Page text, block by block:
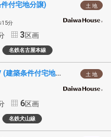
土 地
付宅地分譲)
15分
3 区画
名鉄名古屋本線
土 地
セキュレア北名古屋九之坪V (建築条件付宅地分譲)
6区画
名鉄犬山線